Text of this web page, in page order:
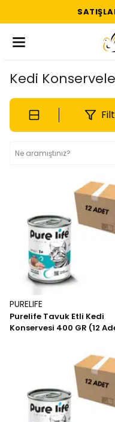
Kedi
PURELIFE
Purelife Tavuk Etli Kedi
Konservesi 400 GR (12